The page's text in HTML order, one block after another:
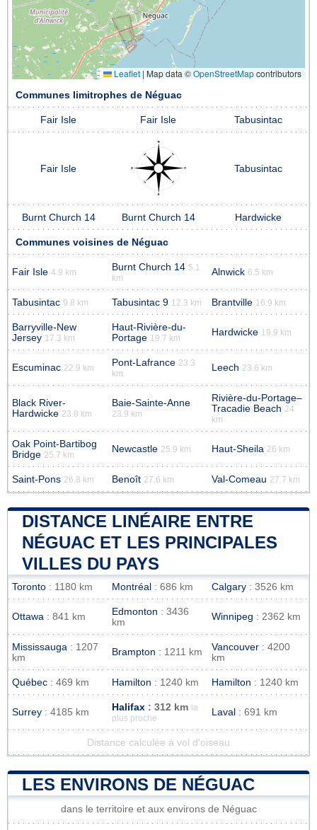
Leaflet | Map data ©OpenStreetMapcontributors
Communes limitrophes de Néguac
Fair Isle Fair Isle Tabusintac
Fair Isle Tabusintac
Burnt Church 14 Burnt Church 14 Hardwicke
Communes voisines de Néguac
Fair Isle 4.9 km Burnt Church 14 5.1
km
Alnwick 6.5 km
Tabusintac 9.8 km Tabusintac 9 12.3 km Brantville 16.9 km
Barryville-New
Jersey 17.3 km
Haut-Rivière-du-
Portage 19.7 km
Hardwicke 19.9 km
Escuminac 22.9 km Pont-Lafrance 23.3
km
Leech 23.6 km
Black River-
Hardwicke 23.8 km
Baie-Sainte-Anne
23.9 km
Rivière-du-Portage–
Tracadie Beach 24
km
Oak Point-Bartibog
Bridge 25.7 km
Newcastle 25.9 km Haut-Sheila 26 km
Saint-Pons 26.8 km Benoît 27.6 km Val-Comeau 27.7 km
DISTANCE LINÉAIRE ENTRE
NÉGUAC ET LES PRINCIPALES
VILLES DU PAYS
Toronto : 1180 km Montréal : 686 km Calgary : 3526 km
Ottawa : 841 km Edmonton : 3436
km
Winnipeg : 2362 km
Mississauga : 1207
km
Brampton : 1211 km Vancouver : 4200
km
Québec : 469 km Hamilton : 1240 km Hamilton : 1240 km
Surrey : 4185 km Halifax : 312 km
la
plus proche
Laval : 691 km
Distance calculée à vol d'oiseau
LES ENVIRONS DE NÉGUAC
dans le territoire et aux environs de Néguac